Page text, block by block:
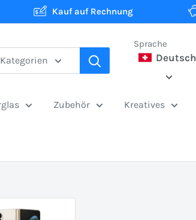
Kauf auf Rechnung
Sprache
Deutsch
Zubehör Kreatives